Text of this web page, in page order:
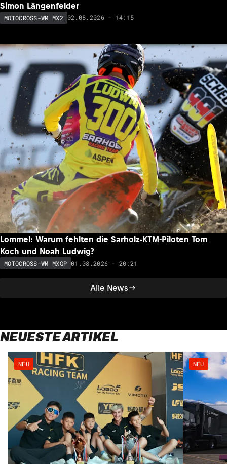
Alle News
Simon Längenfelder
MOTOCROSS-WM MX2 02.08.2026 - 14:15
Lommel: Warum fehlten die Sarholz-KTM-Piloten Tom
Koch und Noah Ludwig?
MOTOCROSS-WM MXGP 01.08.2026 - 20:21
NEUESTE ARTIKEL
NEU NEU